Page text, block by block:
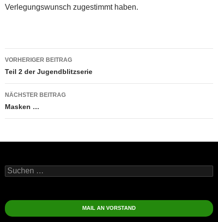
Verlegungswunsch zugestimmt haben.
Beitragsnavigation
VORHERIGER BEITRAG
Teil 2 der Jugendblitzserie
NÄCHSTER BEITRAG
Masken …
Suchen
nach:
MAIL AN VORSTAND